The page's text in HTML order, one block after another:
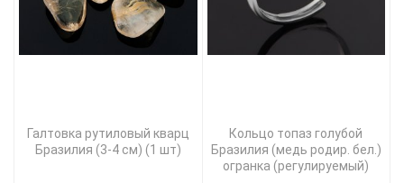
Галтовка рутиловый кварц
Бразилия (3-4 см) (1 шт)
Кольцо топаз голубой
Бразилия (медь родир. бел.)
огранка (регулируемый)